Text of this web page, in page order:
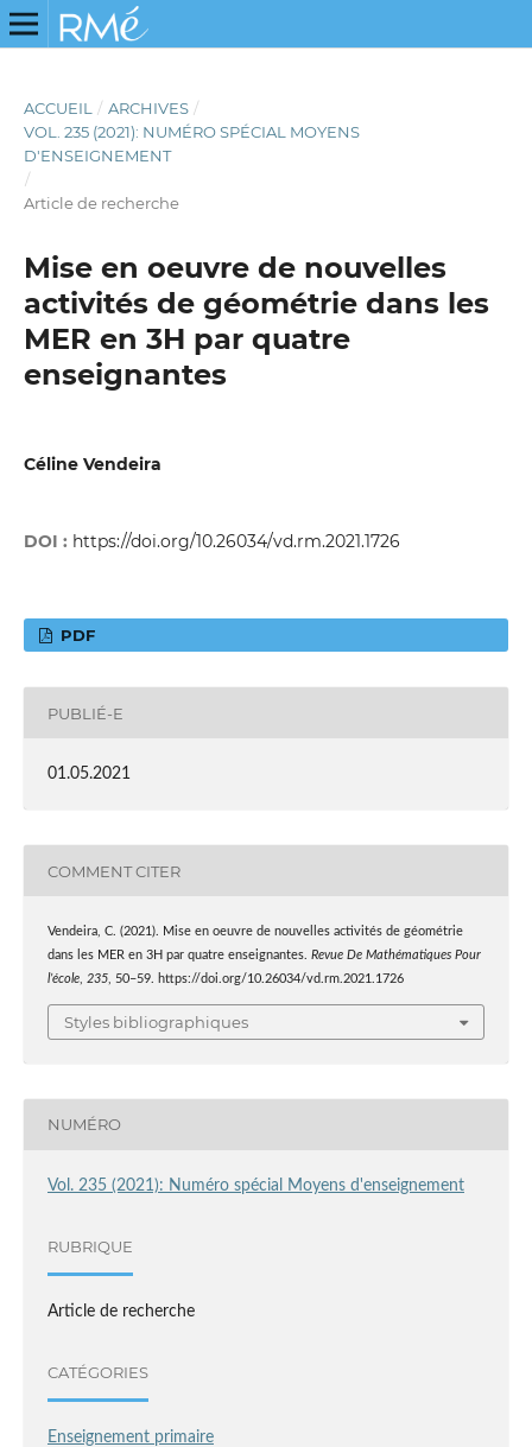
ACCUEIL / ARCHIVES /
VOL. 235 (2021): NUMÉRO SPÉCIAL MOYENS
D'ENSEIGNEMENT
/
Article de recherche
Mise en oeuvre de nouvelles
activités de géométrie dans les
MER en 3H par quatre
enseignantes
Céline Vendeira
DOI : https://doi.org/10.26034/vd.rm.2021.1726
PDF
PUBLIÉ-E
01.05.2021
COMMENT CITER
Vendeira, C. (2021). Mise en oeuvre de nouvelles activités de géométrie
dans les MER en 3H par quatre enseignantes. Revue De Mathématiques Pour
l’école, 235, 50–59. https://doi.org/10.26034/vd.rm.2021.1726
Styles bibliographiques
NUMÉRO
Vol. 235 (2021): Numéro spécial Moyens d'enseignement
RUBRIQUE
Article de recherche
CATÉGORIES
Enseignement primaire